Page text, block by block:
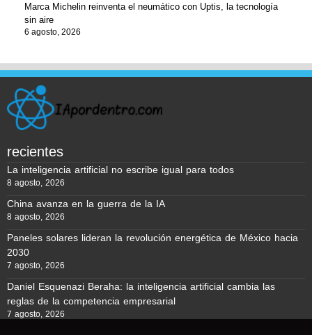
Marca Michelin reinventa el neumático con Uptis, la tecnología
sin aire
6 agosto, 2026
recientes
La inteligencia artificial no escribe igual para todos
8 agosto, 2026
China avanza en la guerra de la IA
8 agosto, 2026
Paneles solares lideran la revolución energética de México hacia
2030
7 agosto, 2026
Daniel Esquenazi Beraha: la inteligencia artificial cambia las
reglas de la competencia empresarial
7 agosto, 2026